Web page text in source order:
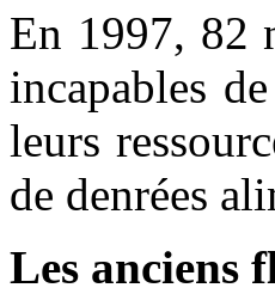
En 1997, 82
incapables
leurs
de denrées
Les anciens